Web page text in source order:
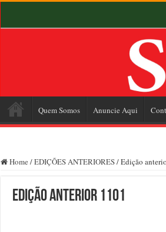
Quem Somos Anuncie Aqui
Home /EDIÇÕES ANTERIORES/Edição
Edição anterior 1101